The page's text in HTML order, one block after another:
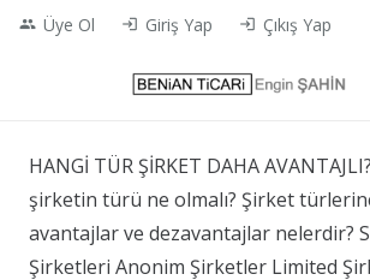
people Üye Ol login Giriş Yap login Çıkış Yap
HANGİ TÜR ŞİRKET DAHA
şirketin türü ne olmalı? Şirket
avantajlar ve dezavantajlar nelerdir?
Şirketleri Anonim Şirketler Limited